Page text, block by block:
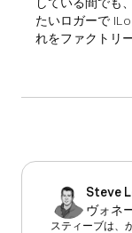
たいロガーで
れをファクトリ
Steve
ヴォネ
スティーブは、